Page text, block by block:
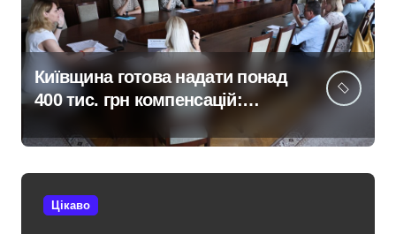
Київщина готова надати понад
400 тис. грн компенсацій:
постраждалих від війни
підприємств
Цікаво